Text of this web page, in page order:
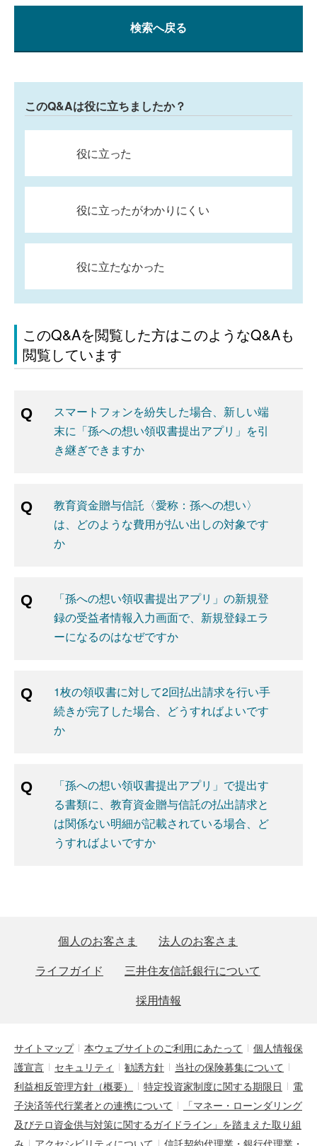
検索へ戻る
このQ&Aは役に立ちましたか？
役に立った
役に立ったがわかりにくい
役に立たなかった
このQ&Aを閲覧した方はこのようなQ&Aも
閲覧しています
スマートフォンを紛失した場合、新しい端
末に「孫への想い領収書提出アプリ」を引
き継ぎできますか
教育資金贈与信託〈愛称：孫への想い〉
は、どのような費用が払い出しの対象です
か
「孫への想い領収書提出アプリ」の新規登
録の受益者情報入力画面で、新規登録エラ
ーになるのはなぜですか
1枚の領収書に対して2回払出請求を行い手
続きが完了した場合、どうすればよいです
か
「孫への想い領収書提出アプリ」で提出す
る書類に、教育資金贈与信託の払出請求と
は関係ない明細が記載されている場合、ど
うすればよいですか
個人のお客さま
法人のお客さま
ライフガイド
三井住友信託銀行について
採用情報
サイトマップ 本ウェブサイトのご利用にあたって
個人情報保
護宣言
セキュリティ 勧誘方針
当社の保険募集について
利益相反管理方針（概要）
特定投資家制度に関する期限日
電
子決済等代行業者との連携について
「マネー・ローンダリング
及びテロ資金供与対策に関するガイドライン」を踏まえた取り組
み
アクセシビリティについて 信託契約代理業・銀行代理業・